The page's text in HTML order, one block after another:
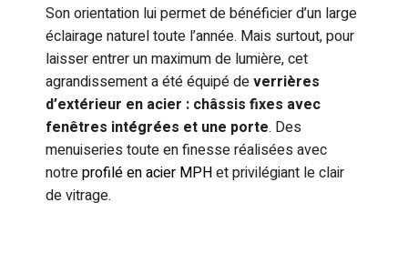
Son orientation lui permet de bénéficier d’un large
éclairage naturel toute l’année. Mais surtout, pour
laisser entrer un maximum de lumière, cet
agrandissement a été équipé deverrières
d’extérieur en acier : châssis fixes avec
fenêtres intégrées et une porte. Des
menuiseries toute en finesse réalisées avec
notreprofilé en acier MPHet privilégiant le clair
de vitrage.